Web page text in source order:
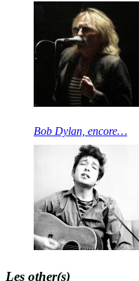
Bob Dylan, encore…
Les other(s)